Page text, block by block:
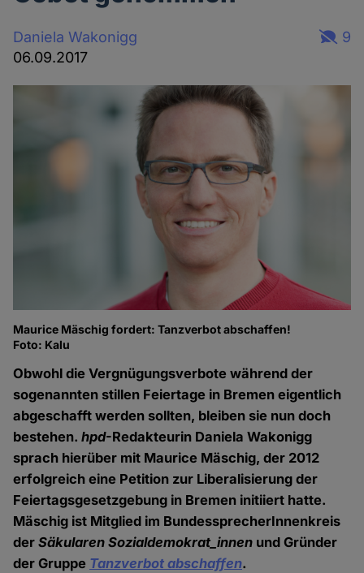
Daniela Wakonigg
06.09.2017
9
Maurice Mäschig fordert: Tanzverbot abschaffen!
Foto: Kalu
Obwohl die Vergnügungsverbote während der
sogenannten stillen Feiertage in Bremen eigentlich
abgeschafft werden sollten, bleiben sie nun doch
bestehen.hpd-Redakteurin Daniela Wakonigg
sprach hierüber mit Maurice Mäschig, der 2012
erfolgreich eine Petition zur Liberalisierung der
Feiertagsgesetzgebung in Bremen initiiert hatte.
Mäschig ist Mitglied im BundessprecherInnenkreis
der Säkularen Sozialdemokrat_innen und Gründer
der Gruppe Tanzverbot abschaffen.